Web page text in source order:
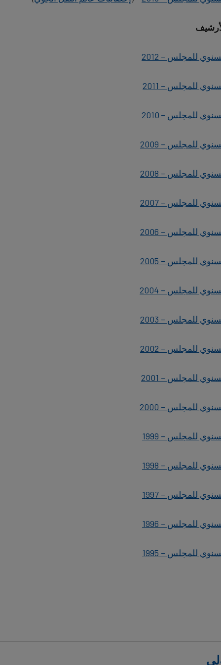
للمجلس – 2012
للمجلس – 2011
للمجلس – 2010
للمجلس – 2009
للمجلس – 2008
للمجلس – 2007
للمجلس – 2006
للمجلس – 2005
للمجلس – 2004
للمجلس – 2003
للمجلس – 2002
للمجلس – 2001
للمجلس – 2000
للمجلس – 1999
للمجلس – 1998
للمجلس – 1997
للمجلس – 1996
للمجلس – 1995
and
cookies